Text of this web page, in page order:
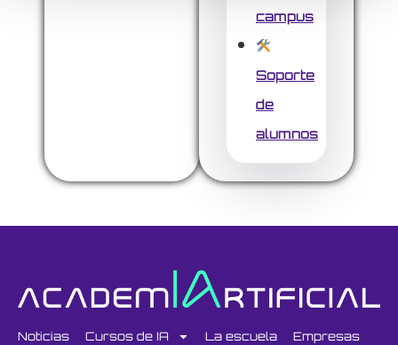
campus
Soporte
de
alumnos
Noticias Cursos de IA La escuela Empresas